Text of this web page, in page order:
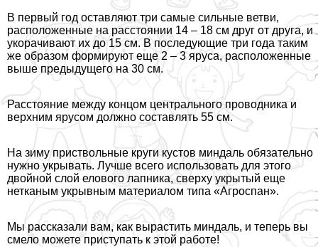
В первый год оставляют три самые сильные ветви,
расположенные на расстоянии 14 – 18 см друг от друга, и
укорачивают их до 15 см. В последующие три года таким
же образом формируют еще 2 – 3 яруса, расположенные
выше предыдущего на 30 см.
Расстояние между концом центрального проводника и
верхним ярусом должно составлять 55 см.
На зиму приствольные круги кустов миндаль обязательно
нужно укрывать. Лучше всего использовать для этого
двойной слой елового лапника, сверху укрытый еще
нетканым укрывным материалом типа «Агроспан».
Мы рассказали вам, как вырастить миндаль, и теперь вы
смело можете приступать к этой работе!